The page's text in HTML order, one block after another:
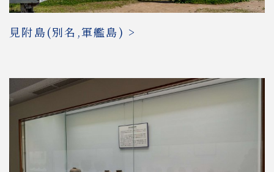
見附島(別名,軍艦島) >